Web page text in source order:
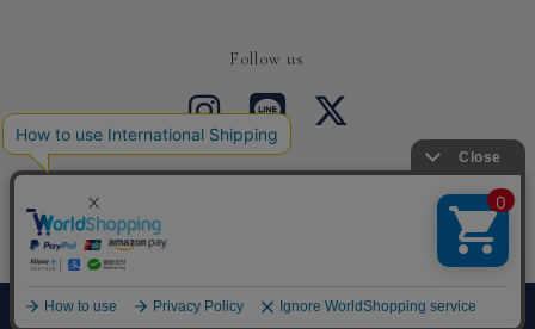
メニュー
Follow us
Copyright © SEA DRESS All Rights Reserved.